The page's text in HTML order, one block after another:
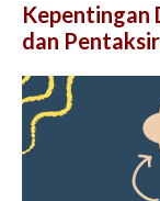
Kepentingan
dan